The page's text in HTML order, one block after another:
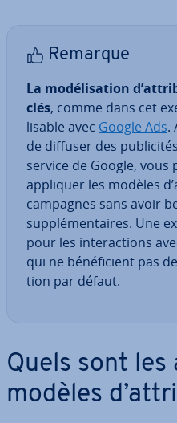
Remarque
La mo­dé­li­sa­tion
clés, comme dans cet
li­sable avec Google Ads.
de diffuser des
service de Google,
appliquer les modèles
campagnes sans avoir
sup­plé­men­taires. Une
pour les in­te­rac­tions
qui ne bé­né­fi­cient pas
tion par défaut.
Quels sont les
modèles